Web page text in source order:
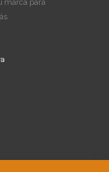
marca para